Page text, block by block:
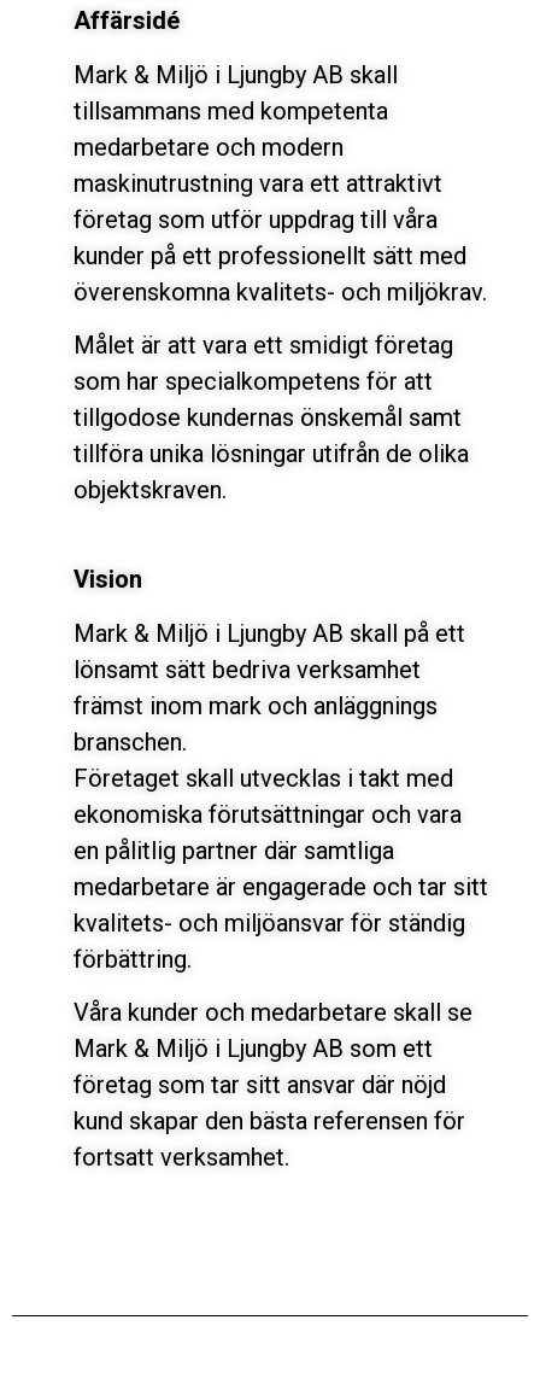
Affärsidé
Mark & Miljö i Ljungby AB skall
tillsammans med kompetenta
medarbetare och modern
maskinutrustning vara ett attraktivt
företag som utför uppdrag till våra
kunder på ett professionellt sätt med
överenskomna kvalitets- och miljökrav.
Målet är att vara ett smidigt företag
som har specialkompetens för att
tillgodose kundernas önskemål samt
tillföra unika lösningar utifrån de olika
objektskraven.
Vision
Mark & Miljö i Ljungby AB skall på ett
lönsamt sätt bedriva verksamhet
främst inom mark och anläggnings
branschen.
Företaget skall utvecklas i takt med
ekonomiska förutsättningar och vara
en pålitlig partner där samtliga
medarbetare är engagerade och tar sitt
kvalitets- och miljöansvar för ständig
förbättring.
Våra kunder och medarbetare skall se
Mark & Miljö i Ljungby AB som ett
företag som tar sitt ansvar där nöjd
kund skapar den bästa referensen för
fortsatt verksamhet.